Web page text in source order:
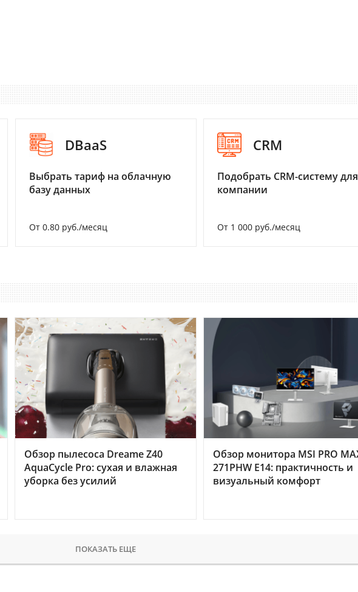
DBaaS
Выбрать тариф на облачную
базу данных
От 0.80 руб./месяц
CRM
Подобрать CRM-систему для
компании
От 1 000 руб./месяц
Обзор пылесоса Dreame Z40
AquaCycle Pro: сухая и влажная
уборка без усилий
Обзор монитора MSI PRO
271PHW E14: практичность и
визуальный комфорт
ПОКАЗАТЬ ЕЩЕ